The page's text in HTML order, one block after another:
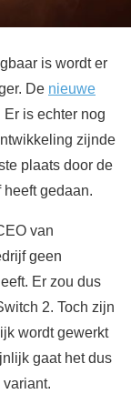
is wordt er
De nieuwe
is echter nog
zijnde
plaats door de
gedaan.
van
geen
Er zou dus
2. Toch zijn
wordt gewerkt
gaat het dus